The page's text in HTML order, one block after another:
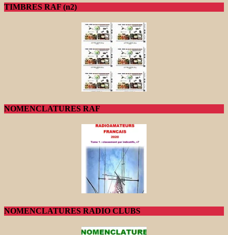
TIMBRES RAF (n2)
NOMENCLATURES RAF
NOMENCLATURES RADIO CLUBS